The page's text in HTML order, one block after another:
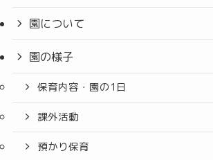
園について
園の様子
保育内容・園の1日
課外活動
預かり保育